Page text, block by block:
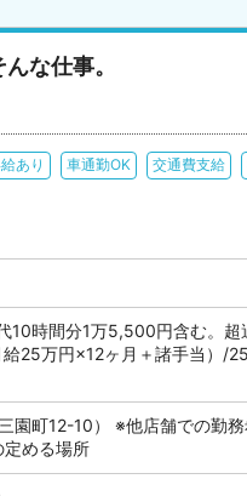
な仕事。
あり 車通勤OK 交通費支給
時間分1万5,500円含む。超
給25万円×12ヶ月＋諸手当）/
町12-10） ※他店舗での勤務
める場所